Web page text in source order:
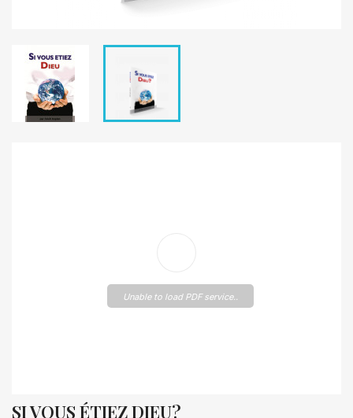
Unable to load PDF service..
SI VOUS ÉTIEZ DIEU?